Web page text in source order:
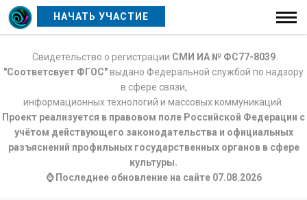
НАЧАТЬ УЧАСТИЕ
Свидетельство о регистрации СМИ ИА № ФС77-8039
"Соответсвует ФГОС"выдано Федеральной службой по надзору
в сфере связи,
информационных технологий и массовых коммуникаций.
Проект реализуется в правовом поле Российской Федерации с
учётом действующего законодательства и официальных
разъяснений профильных государственных органов в сфере
культуры.
⌚ Последнее обновление на сайте 07.08.2026